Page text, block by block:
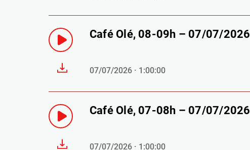
Café Olé, 08-09h – 07/07/2026
07/07/2026 · 1:00:00
Café Olé, 07-08h – 07/07/2026
07/07/2026 · 1:00:00